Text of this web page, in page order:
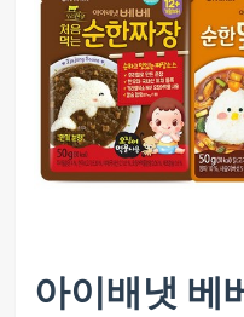
아이배냇 베